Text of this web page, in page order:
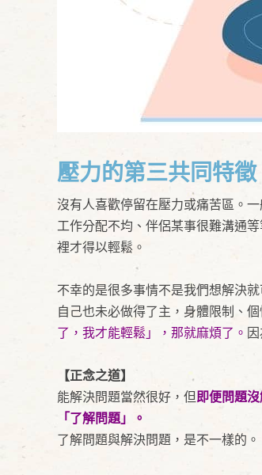
壓力的第三共同特
沒有人喜歡停留在壓力或痛苦區。
工作分配不均、伴侶某事很難溝通
裡才得以輕鬆。
不幸的是很多事情不是我們想解決
自己也未必做得了主，身體限制、
了，我才能輕鬆」，那就麻煩了。
【正念之道】
能解決問題當然很好，但 即便問題
「了解問題」。
了解問題與解決問題，是不一樣的。